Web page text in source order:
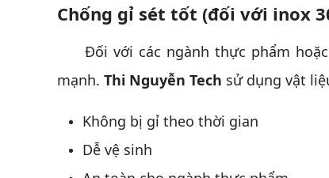
Chống gỉ sét tốt (đối với inox
Đối với các ngành thực phẩm hoặc
mạnh. Thi Nguyễn Tech sử dụng vật
Không bị gỉ theo thời gian
Dễ vệ sinh